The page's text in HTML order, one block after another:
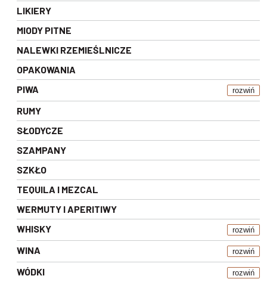
LIKIERY
MIODY PITNE
NALEWKI RZEMIEŚLNICZE
OPAKOWANIA
PIWA
rozwiń
RUMY
SŁODYCZE
SZAMPANY
SZKŁO
TEQUILA I MEZCAL
WERMUTY I APERITIWY
WHISKY
rozwiń
WINA rozwiń
WÓDKI rozwiń